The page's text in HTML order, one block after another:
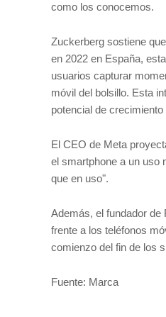
como los conocemos.
Zuckerberg sostiene
en 2022 en España,
usuarios capturar
móvil del bolsillo. Esta
potencial de
El CEO de Meta
el smartphone a un uso
que en uso".
Además, el fundador de
frente a los teléfonos
comienzo del fin de los
Fuente: Marca